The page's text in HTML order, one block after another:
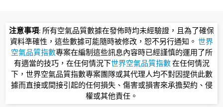
注意事項: 所有空氣品質數據在發佈時均未經驗證，且為了確保
資料準確性，這些數據可能隨時被修改，恕不另行通知。 世界
空氣品質指數專案在編制這些訊息內容時已經謹慎的運用了所
有適當的技巧，在任何情況下世界空氣品質指數在任何情況
下，世界空氣品質指數專案團隊或其代理人均不對因提供此數
據而直接或間接引起的任何損失、傷害或損害來承擔契約、侵
權或其他責任。